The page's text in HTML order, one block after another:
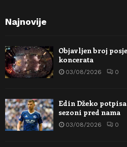
Najnovije
Objavljen broj
koncerata
03/08/2026 0
Edin Džeko
sezoni pred nama
03/08/2026 0